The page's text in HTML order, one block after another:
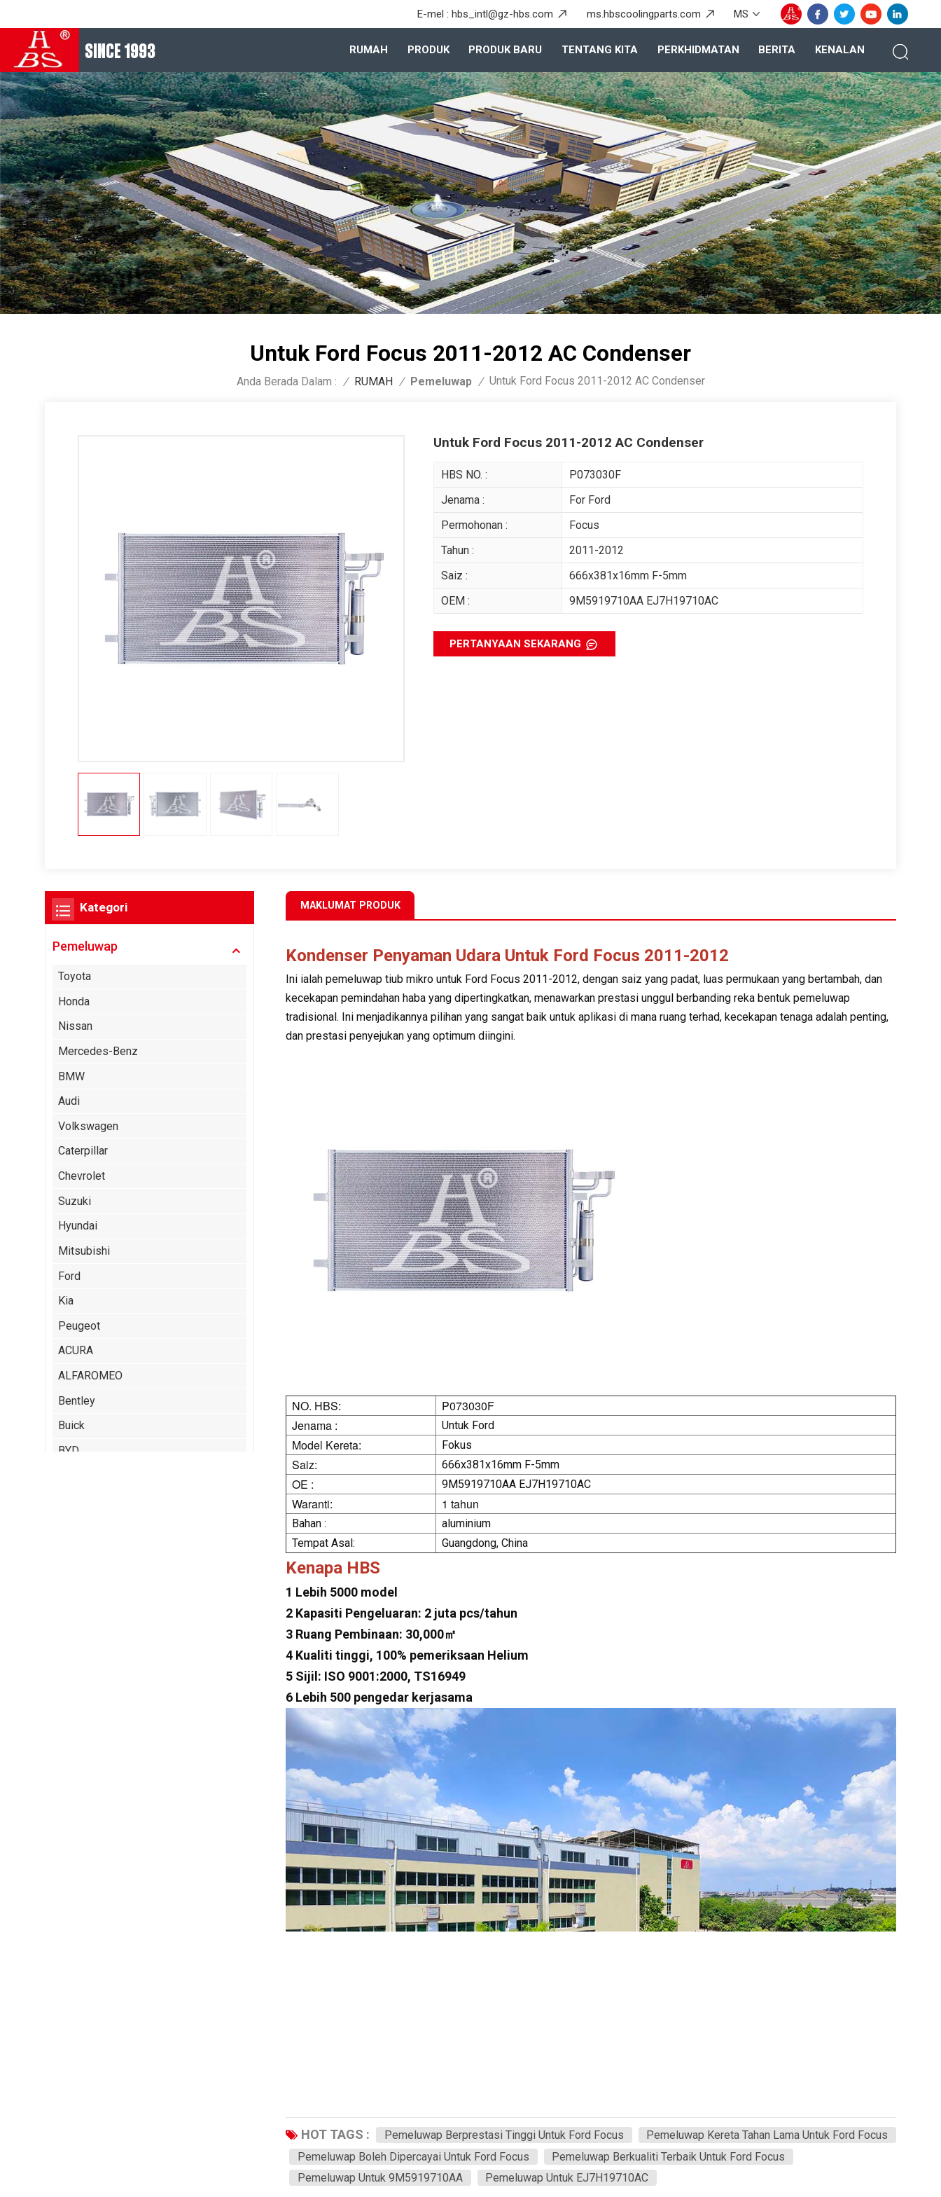
MS
E-mel :hbs_intl@gz-hbs.com ms.hbscoolingparts.com
SINCE 1993 RUMAH PRODUK PRODUK BARU TENTANG KITA PERKHIDMATAN BERITA KENALAN
Untuk Ford Focus 2011-2012 AC Condenser
Anda Berada Dalam : / RUMAH / Pemeluwap / Untuk Ford Focus 2011-2012 AC Condenser
Untuk Ford Focus 2011-2012 AC Condenser
HBS NO. :
P073030F
Jenama :
For Ford
Permohonan :
Focus
Tahun :
2011-2012
Saiz :
666x381x16mm F-5mm
OEM :
9M5919710AA EJ7H19710AC
PERTANYAAN SEKARANG
MAKLUMAT PRODUK
Kondenser Penyaman Udara Untuk Ford Focus 2011-2012
Ini ialah pemeluwap tiub mikro untuk Ford Focus 2011-2012, dengan saiz yang padat, luas permukaan yang bertambah, dan
kecekapan pemindahan haba yang dipertingkatkan, menawarkan prestasi unggul berbanding reka bentuk pemeluwap
tradisional. Ini menjadikannya pilihan yang sangat baik untuk aplikasi di mana ruang terhad, kecekapan tenaga adalah penting,
dan prestasi penyejukan yang optimum diingini.
NO. HBS:
P073030F
Jenama :
Untuk Ford
Model Kereta: Fokus
Saiz: 666x381x16mm F-5mm
OE : 9M5919710AA EJ7H19710AC
Waranti: 1 tahun
Bahan :
aluminium
Tempat Asal:
Guangdong, China
Kenapa HBS
1 Lebih 5000 model
2 Kapasiti Pengeluaran: 2 juta pcs/tahun
3 Ruang Pembinaan: 30,000㎡
4 Kualiti tinggi, 100% pemeriksaan Helium
5 Sijil: ISO 9001:2000, TS16949
6 Lebih 500 pengedar kerjasama
HOT TAGS : Pemeluwap Berprestasi Tinggi Untuk Ford Focus
Pemeluwap Kereta Tahan Lama Untuk Ford Focus
Pemeluwap Boleh Dipercayai Untuk Ford Focus
Pemeluwap Berkualiti Terbaik Untuk Ford Focus
Pemeluwap Untuk 9M5919710AA
Pemeluwap Untuk EJ7H19710AC
Kategori
Pemeluwap
Toyota
Honda
Nissan
Mercedes-Benz
BMW
Audi
Volkswagen
Caterpillar
Chevrolet
Suzuki
Hyundai
Mitsubishi
Ford
Kia
Peugeot
ACURA
ALFAROMEO
Bentley
Buick
BYD